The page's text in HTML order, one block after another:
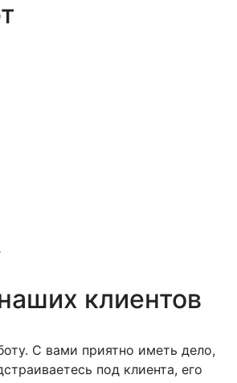
клиентов
С вами приятно иметь дело,
под клиента, его